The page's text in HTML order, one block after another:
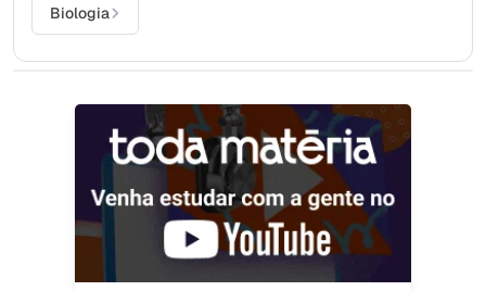
Biologia